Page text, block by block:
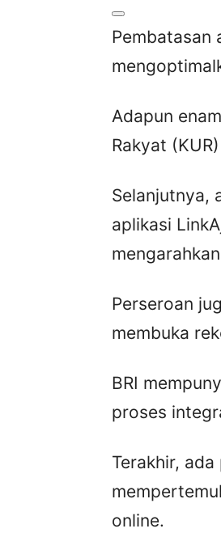
Pembatasan
Adapun enam
Rakyat
Selanjutnya,
aplikasi
Perseroan
membuka
BRI
proses
Terakhir,
online.